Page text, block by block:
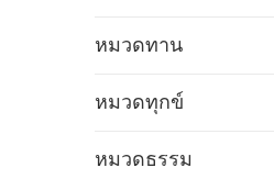
หมวดทาน
หมวดทุกข์
หมวดธรรม